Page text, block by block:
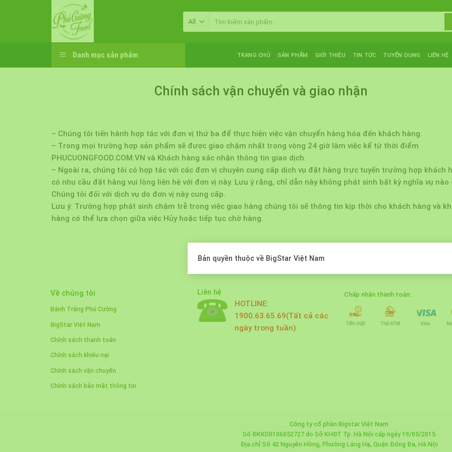
Bản quyền thuộc về BigStar Việt Nam
kiếm:
Danh mục sản phẩm TRANG CHỦ SẢN PHẨM GIỚI THIỆU TIN TỨC TUYỂN DỤNG LIÊN HỆ
Chính sách vận chuyển và giao nhận
– Chúng tôi tiến hành hợp tác với đơn vị thứ ba để thực hiện việc vận chuyển hàng hóa đến khách hàng.
– Trong mọi trường hợp sản phẩm sẽ được giao chậm nhất trong vòng 24 giờ làm việc kể từ thời điểm
PHUCUONGFOOD.COM.VN và Khách hàng xác nhận thông tin giao dịch.
– Ngoài ra, chúng tôi có hợp tác với các đơn vị chuyên cung cấp dịch vụ đặt hàng trực tuyến trường hợp khách
có nhu cầu đặt hàng vui lòng liên hệ với đơn vị này. Lưu ý rằng, chỉ dẫn này không phát sinh bất kỳ nghĩa vụ nào
Chúng tôi đối với dịch vụ do đơn vị này cung cấp.
Lưu ý: Trường hợp phát sinh chậm trễ trong việc giao hàng chúng tôi sẽ thông tin kịp thời cho khách hàng và
hàng có thể lựa chọn giữa việc Hủy hoặc tiếp tục chờ hàng.
Về chúng tôi
Bánh Tráng Phú Cường
BigStar Việt Nam
Chính sách thanh toán
Chính sách khiếu nại
Chính sách vận chuyển
Chính sách bảo mật thông tin
Liên hệ
HOTLINE:
1900.63.65.69(Tất cả các
ngày trong tuần)
Chấp nhận thanh toán:
Công ty cổ phần Bigstar Việt Nam
Số ĐKKD0106852727 do Sở KHĐT Tp. Hà Nội cấp ngày 19/05/2015
Địa chỉ:Sô 42 Nguyên Hồng, Phường Láng Hạ, Quận Đống Đa, Hà Nội